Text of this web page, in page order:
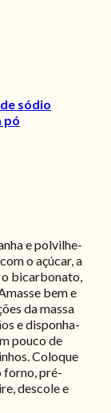
sódio
pó
e polvilhe-
o açúcar, a
o bicarbonato,
bem e
da massa
e disponha-
pouco de
Coloque
forno, pré-
descole e